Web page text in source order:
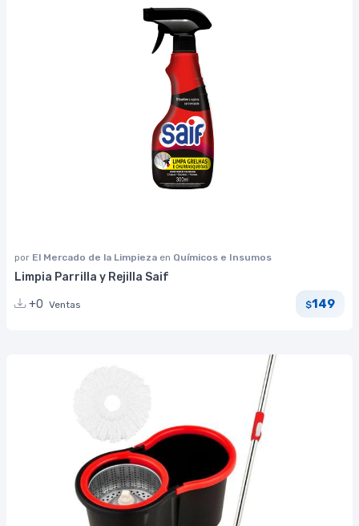
por El Mercado de la Limpieza en Químicos e Insumos
Limpia Parrilla y Rejilla Saif
+0 Ventas $149